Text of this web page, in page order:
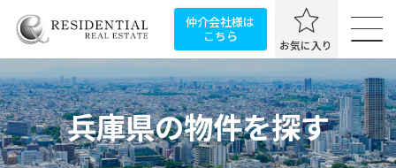
仲介会社様は
こちら
お気に入り
兵庫県の物件を探す